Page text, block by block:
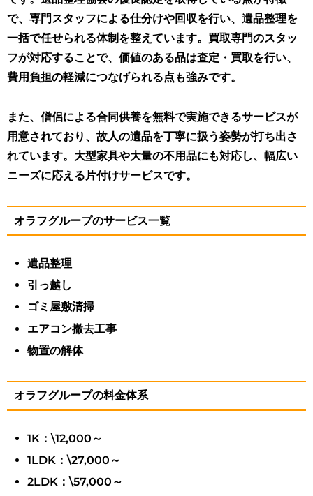
で、専門スタッフによる仕分けや回収を行い、遺品整理を
一括で任せられる体制を整えています。買取専門のスタッ
フが対応することで、価値のある品は査定・買取を行い、
費用負担の軽減につなげられる点も強みです。
また、僧侶による合同供養を無料で実施できるサービスが
用意されており、故人の遺品を丁寧に扱う姿勢が打ち出さ
れています。大型家具や大量の不用品にも対応し、幅広い
ニーズに応える片付けサービスです。
オラフグループのサービス一覧
遺品整理
引っ越し
ゴミ屋敷清掃
エアコン撤去工事
物置の解体
オラフグループの料金体系
1K：\12,000～
1LDK：\27,000～
2LDK：\57,000～